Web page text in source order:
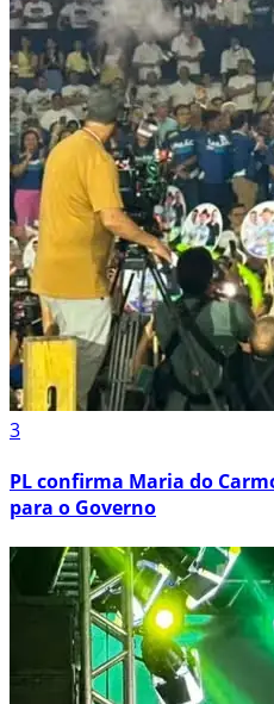
3
PL confirma Maria do
para o Governo